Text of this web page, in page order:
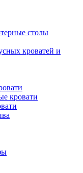
столы
кроватей и
кровати